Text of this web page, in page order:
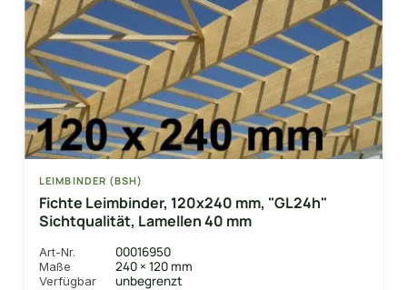
LEIMBINDER (BSH)
Fichte Leimbinder, 120x240 mm, "GL24h"
Sichtqualität, Lamellen 40 mm
Art-Nr. 00016950
Maße 240 × 120 mm
Verfügbar unbegrenzt